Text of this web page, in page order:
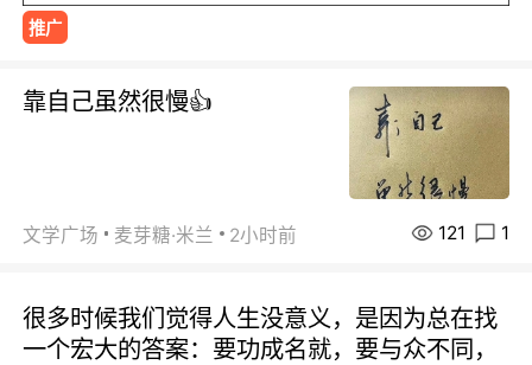
推广
靠自己虽然很慢👍
文学广场 麦芽糖·米兰 2小时前 121 1
很多时候我们觉得人生没意义，是因为总在找
一个宏大的答案：要功成名就，要与众不同，